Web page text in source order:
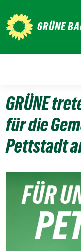
zum
Inhalt
GRÜNE
GRÜNE
für die
Pettstadt
Dezember
2025